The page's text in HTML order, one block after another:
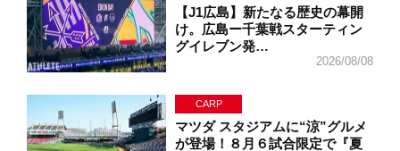
【J1広島】新たなる歴史の幕開
け。広島ー千葉戦スターティン
グイレブン発…
2026/08/08
CARP
マツダ スタジアムに“涼”グルメ
が登場！８月６試合限定で『夏